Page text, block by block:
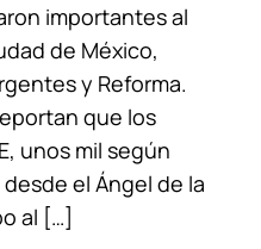
importantes al
de México,
y Reforma.
que los
unos mil según
el Ángel de la
al […]